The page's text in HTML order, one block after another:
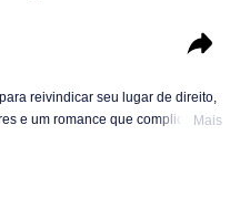
reivindicar seu lugar de direito,
e um romance que complica
Mais